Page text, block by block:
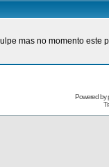
mas no momento este
Powered by